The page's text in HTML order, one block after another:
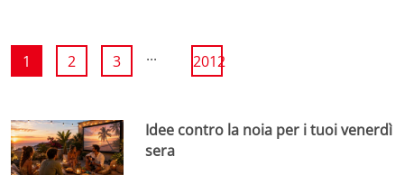
1 2 3 ... 2012
Idee contro la noia per i tuoi venerdì
sera